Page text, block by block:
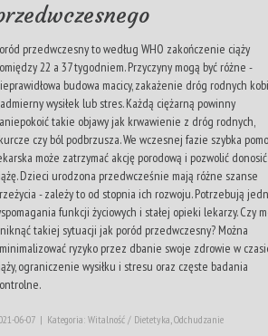
przedwczesny to według WHO zakończenie ciąży
22 a 37 tygodniem. Przyczyny mogą być różne -
budowa macicy, zakażenie dróg rodnych
wysiłek lub stres. Każdą ciężarną powinny
takie objawy jak krwawienie z dróg rodnych,
czy ból podbrzusza. We wczesnej fazie szybka
może zatrzymać akcję porodową i pozwolić donosić
Dzieci urodzona przedwcześnie mają różne szanse
- zależy to od stopnia ich rozwoju. Potrzebują
funkcji życiowych i stałej opieki lekarzy. Czy
takiej sytuacji jak poród przedwczesny? Można
ryzyko przez dbanie swoje zdrowie w
ograniczenie wysiłku i stresu oraz częste badania
06-07 | Kategoria: Witalność / Dietetyka, Odchudzanie